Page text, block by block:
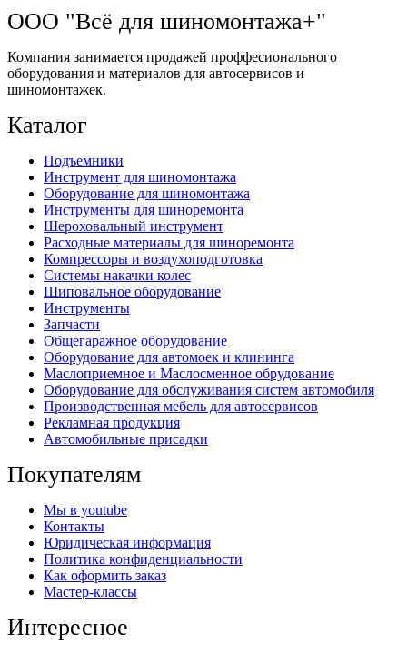
ООО "Всё для шиномонтажа+"
Компания занимается продажей проффесионального
оборудования и материалов для автосервисов и
шиномонтажек.
Каталог
Подъемники
Инструмент для шиномонтажа
Оборудование для шиномонтажа
Инструменты для шиноремонта
Шероховальный инструмент
Расходные материалы для шиноремонта
Компрессоры и воздухоподготовка
Системы накачки колес
Шиповальное оборудование
Инструменты
Запчасти
Общегаражное оборудование
Оборудование для автомоек и клининга
Маслоприемное и Маслосменное обрудование
Оборудование для обслуживания систем автомобиля
Производственная мебель для автосервисов
Рекламная продукция
Автомобильные присадки
Покупателям
Мы в youtube
Контакты
Юридическая информация
Политика конфиденциальности
Как оформить заказ
Мастер-классы
Интересное